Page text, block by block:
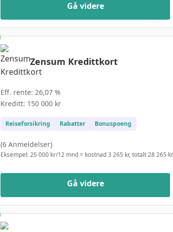
Gå videre
Zensum Kredittkort
Eff. rente: 26,07 %
Kreditt: 150 000 kr
Reiseforsikring Rabatter Bonuspoeng
(6 Anmeldelser)
Eksempel: 25 000 kr/12 mnd = kostnad 3 265 kr, totalt 28 265 kr
Gå videre